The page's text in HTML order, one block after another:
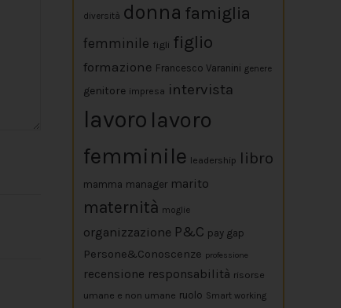
diversità donna famiglia
femminile figli figlio
formazione Francesco Varanini genere
genitore impresa intervista
lavoro lavoro
femminile leadership libro
mamma manager marito
maternità moglie
organizzazione P&C pay gap
Persone&Conoscenze professione
recensione responsabilità risorse
umane e non umane ruolo Smart working